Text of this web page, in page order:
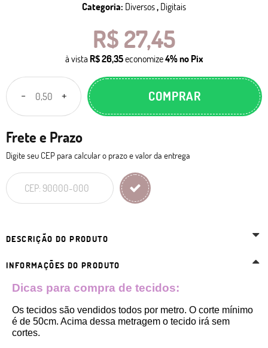
Categoria: Diversos, Digitais
R$ 27,45
à vista R$ 26,35economize4%no Pix
COMPRAR
Frete e Prazo
Digite seu CEP para calcular o prazo e valor da entrega
DESCRIÇÃO DO PRODUTO
INFORMAÇÕES DO PRODUTO
Dicas para compra de tecidos:
Os tecidos são vendidos todos por metro. O corte mínimo
é de 50cm. Acima dessa metragem o tecido irá sem
cortes.